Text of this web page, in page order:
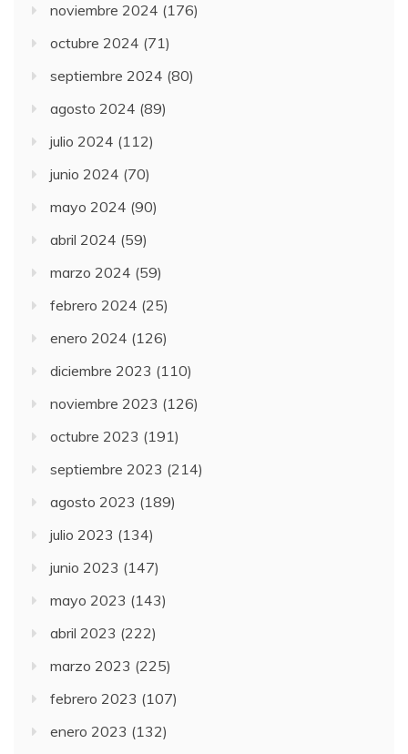
noviembre 2024 (176)
octubre 2024 (71)
septiembre 2024 (80)
agosto 2024 (89)
julio 2024 (112)
junio 2024 (70)
mayo 2024 (90)
abril 2024 (59)
marzo 2024 (59)
febrero 2024 (25)
enero 2024 (126)
diciembre 2023 (110)
noviembre 2023 (126)
octubre 2023 (191)
septiembre 2023 (214)
agosto 2023 (189)
julio 2023 (134)
junio 2023 (147)
mayo 2023 (143)
abril 2023 (222)
marzo 2023 (225)
febrero 2023 (107)
enero 2023 (132)